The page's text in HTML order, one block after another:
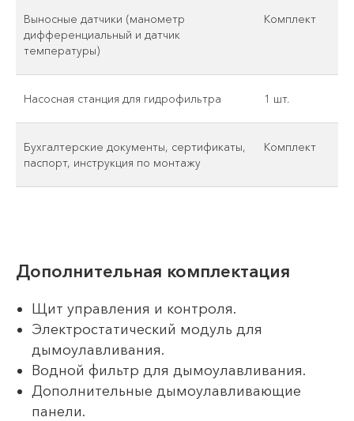
Выносные датчики (манометр
дифференциальный и датчик
температуры)
Комплект
Насосная станция для гидрофильтра 1 шт.
Бухгалтерские документы, сертификаты,
паспорт, инструкция по монтажу
Комплект
Дополнительная комплектация
Щит управления и контроля.
Электростатический модуль для
дымоулавливания.
Водной фильтр для дымоулавливания.
Дополнительные дымоулавливающие
панели.